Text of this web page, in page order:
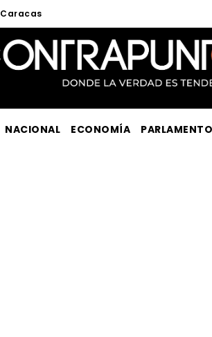
Caracas
NACIONAL ECONOMÍA PARLAMENTO